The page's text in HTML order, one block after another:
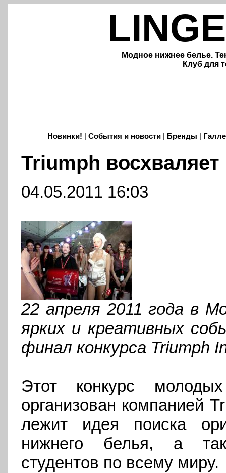
Модное нижнее белье.
Клуб для
Новинки! События и новости| Бренды
Triumph
04.05.2011 16:03
22 апреля 2011 года в
ярких и креативных
финал конкурса Triumph
Этот конкурс
организован компанией
лежит идея поиска
нижнего белья, а
студентов по всему миру.